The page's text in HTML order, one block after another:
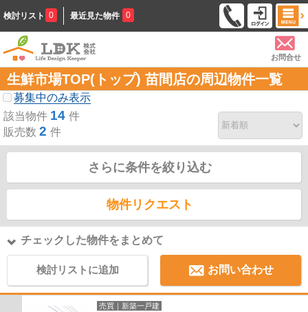
検討リスト 0 最近見た物件 0
お問合せ
生鮮市場TOP(トップ) 苗間店の周辺物件一覧
募集中のみ表示
該当物件 14 件
販売数 2 件
さらに条件を絞り込む
物件リクエスト
チェックした物件をまとめて
検討リストに追加 お問い合わせ
売買｜新築一戸建